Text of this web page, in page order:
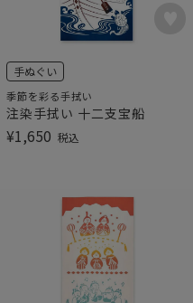
手ぬぐい
季節を彩る手拭い
注染手拭い 十二支宝船
¥1,650 税込